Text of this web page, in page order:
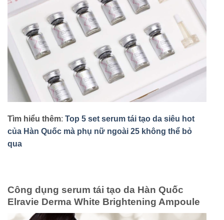
Tìm hiểu thêm: Top 5 set serum tái tạo da siêu hot
của Hàn Quốc mà phụ nữ ngoài 25 không thể bỏ
qua
Công dụng serum tái tạo da Hàn Quốc
Elravie Derma White Brightening Ampoule